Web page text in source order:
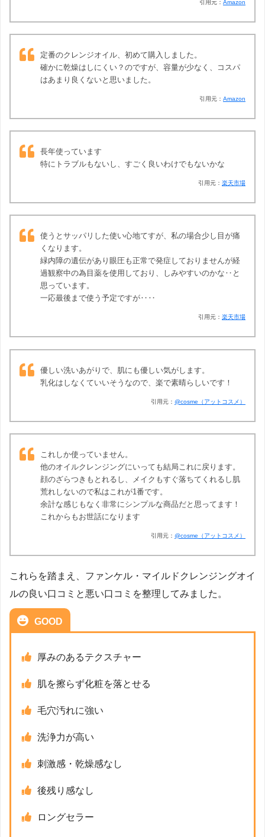
引用元： Amazon
定番のクレンジオイル、初めて購入しました。
確かに乾燥はしにくい？のですが、容量が少なく、コスパ
はあまり良くないと思いました。
引用元： Amazon
長年使っています
特にトラブルもないし、すごく良いわけでもないかな
引用元： 楽天市場
使うとサッパリした使い心地てすが、私の場合少し目が痛
くなります。
緑内障の遺伝があり眼圧も正常で発症しておりませんが経
過観察中の為目薬を使用しており、しみやすいのかな‥と
思っています。
一応最後まで使う予定ですが‥‥
引用元： 楽天市場
優しい洗いあがりで、肌にも優しい気がします。
乳化はしなくていいそうなので、楽で素晴らしいです！
引用元： @cosme（アットコスメ）
これしか使っていません。
他のオイルクレンジングにいっても結局これに戻ります。
顔のざらつきもとれるし、メイクもすぐ落ちてくれるし肌
荒れしないので私はこれが1番です。
余計な感じもなく非常にシンプルな商品だと思ってます！
これからもお世話になります
引用元： @cosme（アットコスメ）
これらを踏まえ、ファンケル・マイルドクレンジングオイ
ルの良い口コミと悪い口コミを整理してみました。
GOOD
厚みのあるテクスチャー
肌を擦らず化粧を落とせる
毛穴汚れに強い
洗浄力が高い
刺激感・乾燥感なし
後残り感なし
ロングセラー